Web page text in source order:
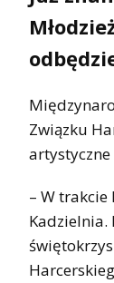
Związku
– W
Kadzielnia.